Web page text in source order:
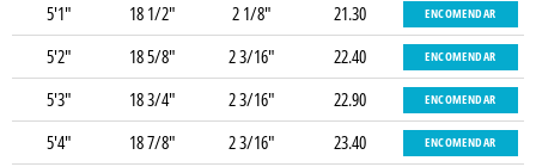
5'1" 18 1/2" 2 1/8" 21.30 ENCOMENDAR
5'2" 18 5/8" 2 3/16" 22.40 ENCOMENDAR
5'3" 18 3/4" 2 3/16" 22.90 ENCOMENDAR
5'4" 18 7/8" 2 3/16" 23.40 ENCOMENDAR